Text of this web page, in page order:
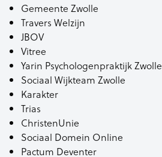
Gemeente Zwolle
Travers Welzijn
JBOV
Vitree
Yarin Psychologenpraktijk Zwolle
Sociaal Wijkteam Zwolle
Karakter
Trias
ChristenUnie
Sociaal Domein Online
Pactum Deventer